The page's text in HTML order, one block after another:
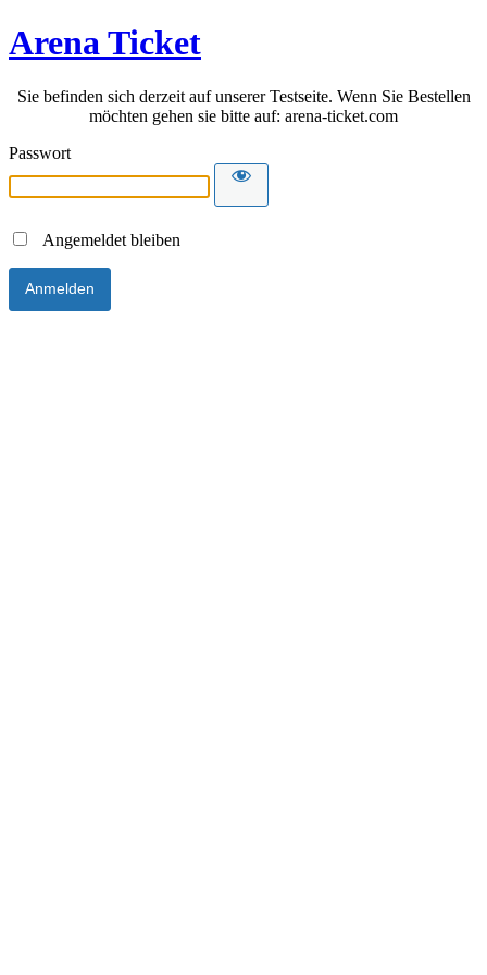
Arena Ticket
Sie befinden sich derzeit auf unserer Testseite. Wenn Sie Bestellen
möchten gehen sie bitte auf: arena-ticket.com
Passwort
Angemeldet bleiben